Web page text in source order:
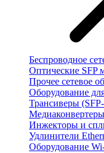
Беспроводное
Оптические SFP
Прочее сетевое
Оборудование
Трансиверы
Медиаконвертеры
Инжекторы и
Удлинители
Оборудование